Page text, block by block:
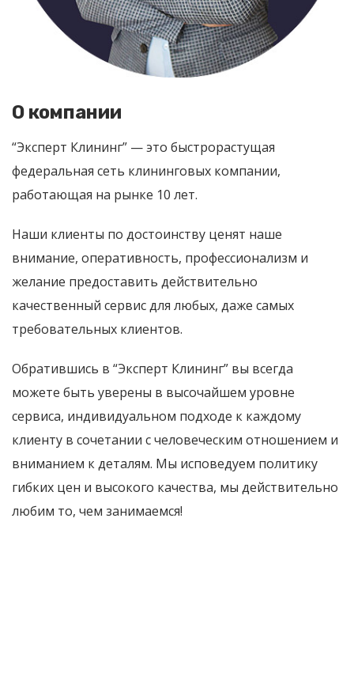
О компании
“Эксперт Клининг” — это быстрорастущая
федеральная сеть клининговых компании,
работающая на рынке 10 лет.
Наши клиенты по достоинству ценят наше
внимание, оперативность, профессионализм и
желание предоставить действительно
качественный сервис для любых, даже самых
требовательных клиентов.
Обратившись в “Эксперт Клининг” вы всегда
можете быть уверены в высочайшем уровне
сервиса, индивидуальном подходе к каждому
клиенту в сочетании с человеческим отношением и
вниманием к деталям. Мы исповедуем политику
гибких цен и высокого качества, мы действительно
любим то, чем занимаемся!